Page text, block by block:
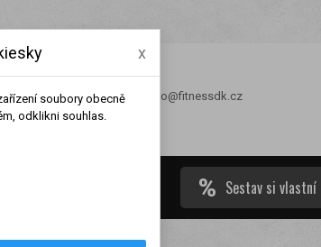
+420 491 462 001 info@fitnessdk.cz
Sestav si vlastní
x
soubory obecně
odklikni souhlas.